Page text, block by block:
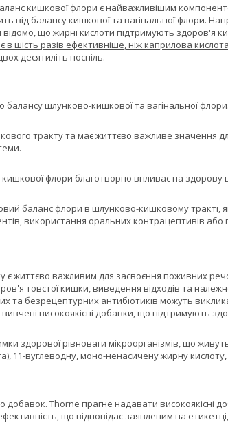
кишкової флори є найважливішим
від балансу кишкової та вагінальної флори.
що жирні кислоти підтримують здоров'я
шість разів ефективніше, ніж каприлова кислота
десятиліть поспіль.
балансу шлунково-кишкової та вагінальної флори.
тракту та має життєво важливе значення
флори благотворно впливає на здорову
баланс флори в шлунково-кишковому
використання оральних контрацептивів
життєво важливим для засвоєння поживних
товстої кишки, виведення відходів та
та безрецептурних антибіотиків можуть
високоякісні добавки, що підтримують
здорової рівноваги мікроорганізмів, що
11-вуглеводну, моно-ненасичену жирну
Thorne прагне надавати високоякісні
що відповідає заявленим на